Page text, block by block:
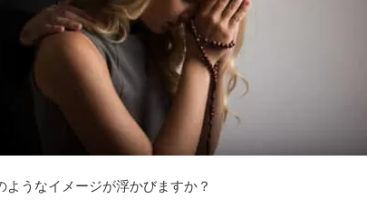
ようなイメージが浮かびますか？